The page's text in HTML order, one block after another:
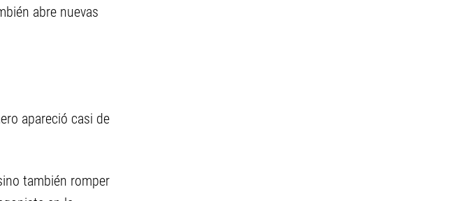
abre nuevas
apareció casi de
también romper